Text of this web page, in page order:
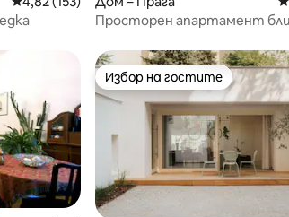
Просторен апартамент
Избор на гостите
Избор на гостите